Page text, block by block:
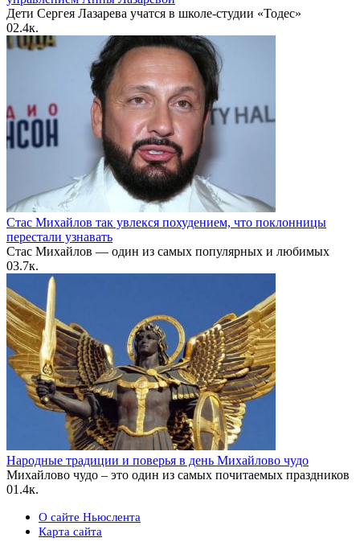
Дети Сергея Лазарева учатся в школе-студии «Тодес»
02.4к.
Стас Михайлов так увлекся похудением, что поклонницы
перестали узнавать
Стас Михайлов — один из самых популярных и любимых
03.7к.
Народные традиции и поверья в день Михайлово чудо
Михайлово чудо – это один из самых почитаемых праздников
01.4к.
О сайте Ньюслента
Карта сайта